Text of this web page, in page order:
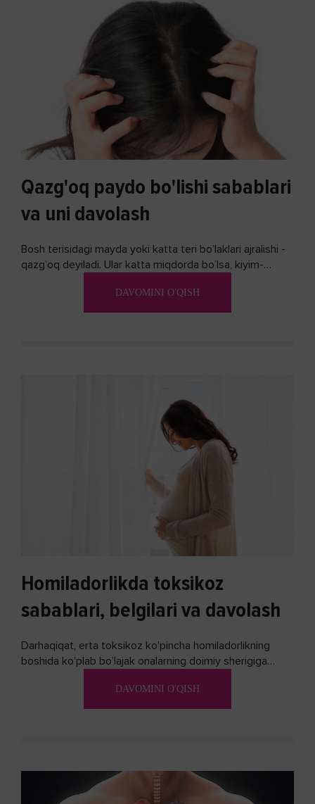
Qazg'oq paydo bo'lishi sabablari
va uni davolash
Bosh terisidagi mayda yoki katta teri bo’laklari ajralishi -
qazg’oq deyiladi. Ular katta miqdorda bo’lsa, kiyim-
DAVOMINI O'QISH
Homiladorlikda toksikoz
sabablari, belgilari va davolash
Darhaqiqat, erta toksikoz ko'pincha homiladorlikning
boshida ko'plab bo’lajak onalarning doimiy sherigiga
biron bir usuli bormi?DAVOMINI O'QISH